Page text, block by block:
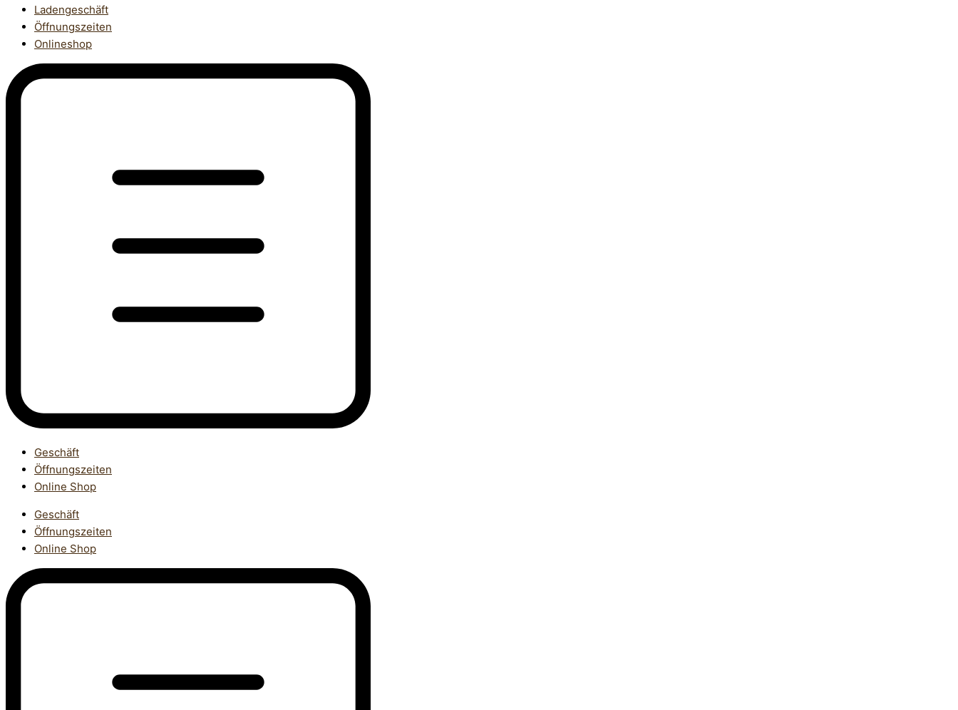
Ladengeschäft
Öffnungszeiten
Onlineshop
Geschäft
Öffnungszeiten
Online Shop
Geschäft
Öffnungszeiten
Online Shop